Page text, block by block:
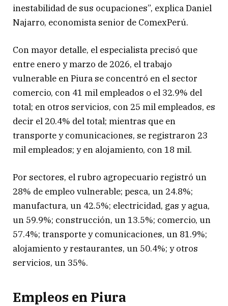
inestabilidad de sus ocupaciones”, explica Daniel
Najarro, economista senior de ComexPerú.
Con mayor detalle, el especialista precisó que
entre enero y marzo de 2026, el trabajo
vulnerable en Piura se concentró en el sector
comercio, con 41 mil empleados o el 32.9% del
total; en otros servicios, con 25 mil empleados, es
decir el 20.4% del total; mientras que en
transporte y comunicaciones, se registraron 23
mil empleados; y en alojamiento, con 18 mil.
Por sectores, el rubro agropecuario registró un
28% de empleo vulnerable; pesca, un 24.8%;
manufactura, un 42.5%; electricidad, gas y agua,
un 59.9%; construcción, un 13.5%; comercio, un
57.4%; transporte y comunicaciones, un 81.9%;
alojamiento y restaurantes, un 50.4%; y otros
servicios, un 35%.
Empleos en Piura